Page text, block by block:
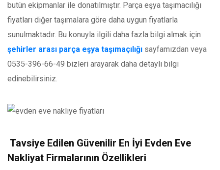
butün ekipmanlar ile donatılmıştır. Parça eşya taşımacılığı
fiyatları diğer taşımalara göre daha uygun fiyatlarla
sunulmaktadır. Bu konuyla ilgili daha fazla bilgi almak için
şehirler arası parça eşya taşımaçılığı sayfamızdan veya
0535-396-66-49 bizleri arayarak daha detaylı bilgi
edinebilirsiniz.
Tavsiye Edilen Güvenilir En İyi Evden Eve
Nakliyat Firmalarının Özellikleri